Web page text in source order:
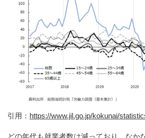
引用： https://www.jil.go.jp/kokunai/
どの年代も就業者数は減っており、なか